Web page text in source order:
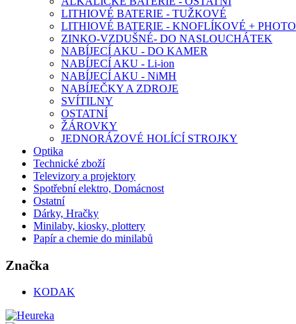
LITHIOVÉ BATERIE - TUŽKOVÉ
LITHIOVÉ BATERIE - KNOFLÍKOVÉ + PHOTO
ZINKO-VZDUŠNÉ- DO NASLOUCHÁTEK
NABÍJECÍ AKU - DO KAMER
NABÍJECÍ AKU - Li-ion
NABÍJECÍ AKU - NiMH
NABÍJEČKY A ZDROJE
SVÍTILNY
OSTATNÍ
ŽÁROVKY
JEDNORÁZOVÉ HOLÍCÍ STROJKY
Optika
Technické zboží
Televizory a projektory
Spotřební elektro, Domácnost
Ostatní
Dárky, Hračky
Minilaby, kiosky, plottery
Papír a chemie do minilabů
Značka
KODAK